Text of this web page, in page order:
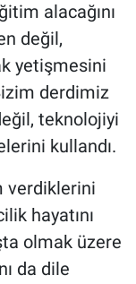
alacağını
değil,
yetişmesini
derdimiz
teknolojiyi
kullandı.
verdiklerini
hayatını
olmak üzere
da dile